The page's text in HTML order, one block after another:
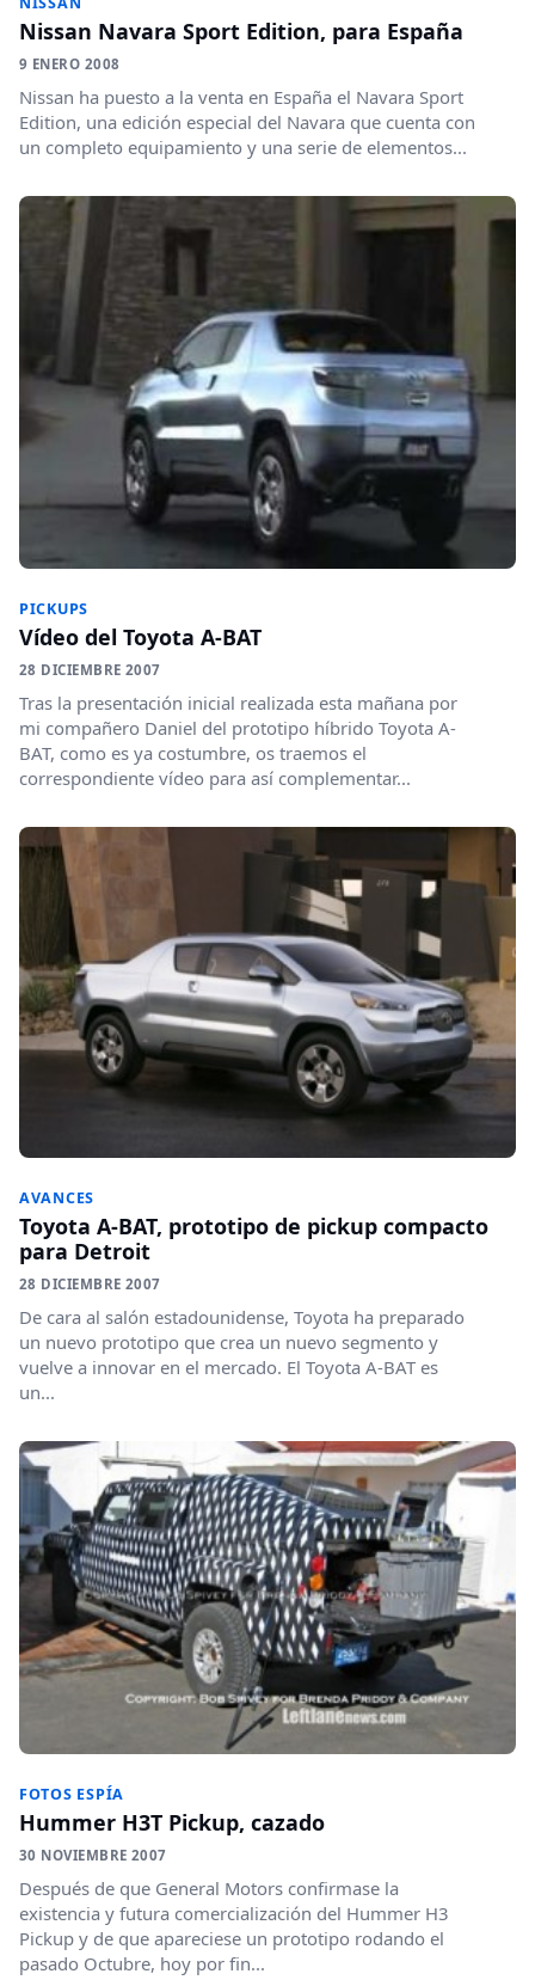
Nissan Navara Sport Edition, para España
9 ENERO 2008
Nissan ha puesto a la venta en España el Navara Sport
Edition, una edición especial del Navara que cuenta con
un completo equipamiento y una serie de elementos...
PICKUPS
Vídeo del Toyota A-BAT
28 DICIEMBRE 2007
Tras la presentación inicial realizada esta mañana por
mi compañero Daniel del prototipo híbrido Toyota A-
BAT, como es ya costumbre, os traemos el
correspondiente vídeo para así complementar...
AVANCES
Toyota A-BAT, prototipo de pickup compacto
para Detroit
28 DICIEMBRE 2007
De cara al salón estadounidense, Toyota ha preparado
un nuevo prototipo que crea un nuevo segmento y
vuelve a innovar en el mercado. El Toyota A-BAT es
un...
FOTOS ESPÍA
Hummer H3T Pickup, cazado
30 NOVIEMBRE 2007
Después de que General Motors confirmase la
existencia y futura comercialización del Hummer H3
Pickup y de que apareciese un prototipo rodando el
pasado Octubre, hoy por fin...